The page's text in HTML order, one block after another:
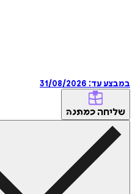
במבצע עד: 31/08/2026
שליחה כמתנה